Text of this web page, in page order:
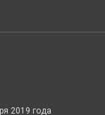
2019 года